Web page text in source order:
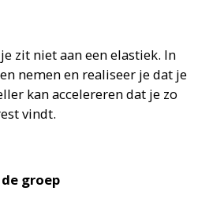
zit niet aan een elastiek. In
nemen en realiseer je dat je
kan accelereren dat je zo
vindt.
groep